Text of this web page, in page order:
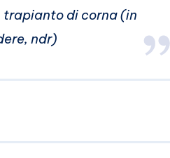
trapianto di corna (in
ndr)